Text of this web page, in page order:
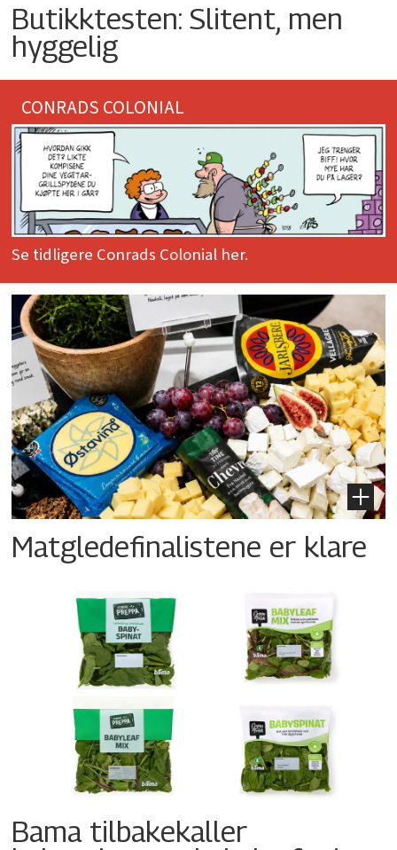
Butikktesten: Slitent, men
hyggelig
CONRADS COLONIAL
Se tidligere Conrads Colonial her.
Matgledefinalistene er klare
Bama tilbakekaller